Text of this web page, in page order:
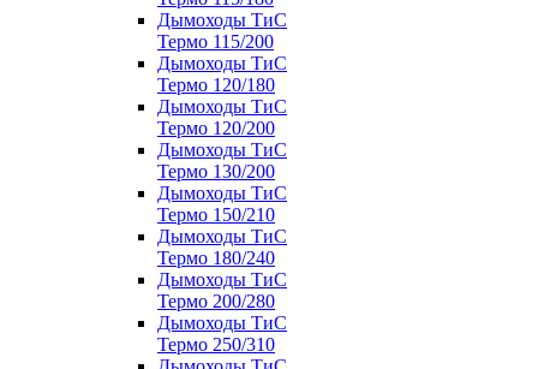
Дымоходы ТиС
Термо 115/200
Дымоходы ТиС
Термо 120/180
Дымоходы ТиС
Термо 120/200
Дымоходы ТиС
Термо 130/200
Дымоходы ТиС
Термо 150/210
Дымоходы ТиС
Термо 180/240
Дымоходы ТиС
Термо 200/280
Дымоходы ТиС
Термо 250/310